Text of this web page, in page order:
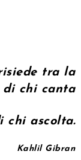
tra la
di chi canta
chi ascolta.
Kahlil Gibran